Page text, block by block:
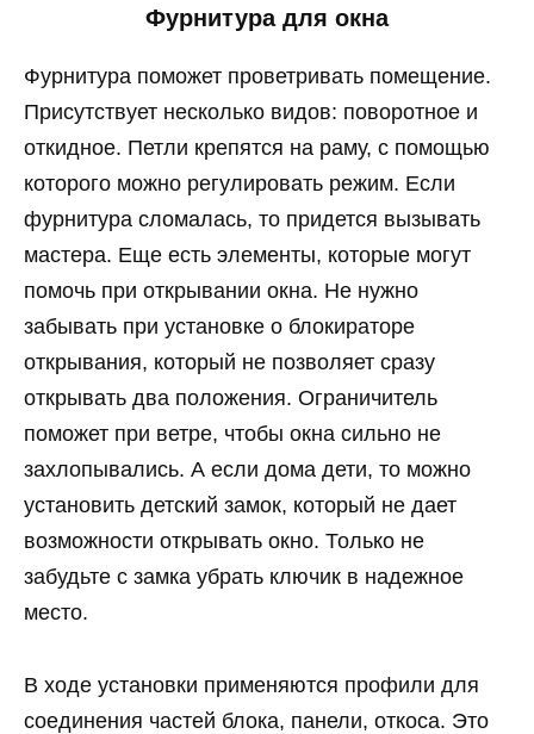
Фурнитура для окна
Фурнитура поможет проветривать помещение.
Присутствует несколько видов: поворотное и
откидное. Петли крепятся на раму, с помощью
которого можно регулировать режим. Если
фурнитура сломалась, то придется вызывать
мастера. Еще есть элементы, которые могут
помочь при открывании окна. Не нужно
забывать при установке о блокираторе
открывания, который не позволяет сразу
открывать два положения. Ограничитель
поможет при ветре, чтобы окна сильно не
захлопывались. А если дома дети, то можно
установить детский замок, который не дает
возможности открывать окно. Только не
забудьте с замка убрать ключик в надежное
место.
В ходе установки применяются профили для
соединения частей блока, панели, откоса. Это